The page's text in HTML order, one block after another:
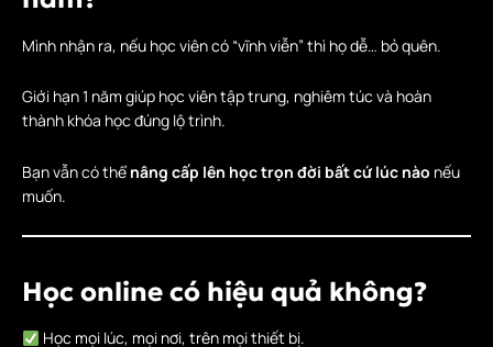
Mình nhận ra, nếu học viên có “vĩnh viễn” thì họ dễ… bỏ quên.
Giới hạn 1 năm giúp học viên tập trung, nghiêm túc và hoàn
thành khóa học đúng lộ trình.
Bạn vẫn có thể nâng cấp lên học trọn đời bất cứ lúc nào nếu
muốn.
Học online có hiệu quả không?
Học mọi lúc, mọi nơi, trên mọi thiết bị.